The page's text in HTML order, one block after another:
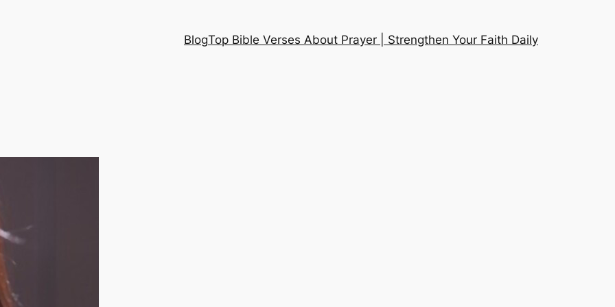
BlogTop Bible Verses About Prayer | Strengthen Your Faith Daily